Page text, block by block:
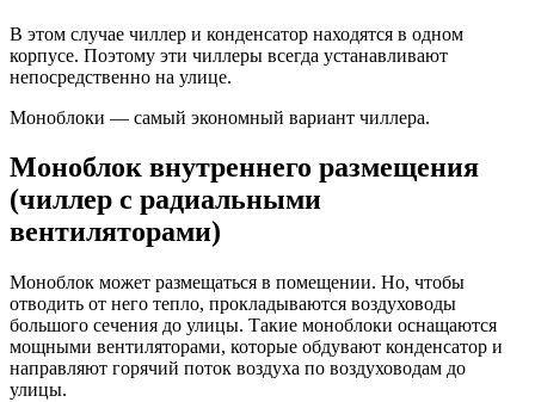
В этом случае чиллер и конденсатор находятся в одном
корпусе. Поэтому эти чиллеры всегда устанавливают
непосредственно на улице.
Моноблоки — самый экономный вариант чиллера.
Моноблок внутреннего размещения
(чиллер с радиальными
вентиляторами)
Моноблок может размещаться в помещении. Но, чтобы
отводить от него тепло, прокладываются воздуховоды
большого сечения до улицы. Такие моноблоки оснащаются
мощными вентиляторами, которые обдувают конденсатор и
направляют горячий поток воздуха по воздуховодам до
улицы.